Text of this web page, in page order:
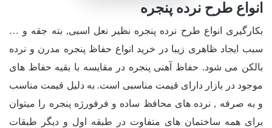
انواع طرح نرده پنجره
بکارگیری انواع طرح نرده پنجره نظیر نعل اسبی, بته جقه و …
سبب ایجاد ظاهری زیبا در خرید انواع حفاظ پنجره مدرن و نرده
بالکن می شود. حفاظ آهنی پنجره در مقایسه با بقیه حفاظ های
موجود در بازار دارای قیمت مناسبی است. به دلیل قیمت مناسب
و به صرفه , نرده های محافظ ساده و فرفورژه پنجره را میتوان
برای همه ساختمان های متفاوت در طبقه اول و دیگر طبقات